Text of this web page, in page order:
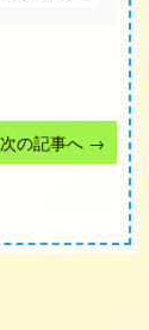
次の記事へ →